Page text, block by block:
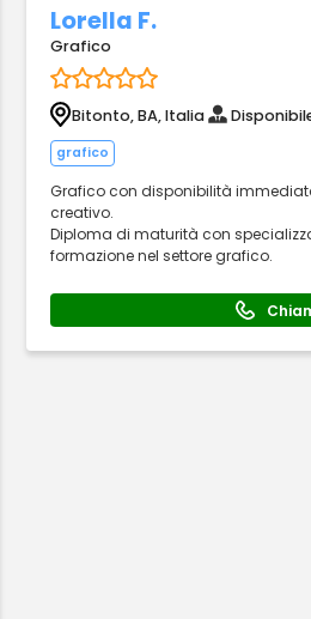
Lorella F.
Grafico
Bitonto, BA, Italia
grafico
Grafico con disponibilità
creativo.
Diploma di maturità con
formazione nel settore grafico.